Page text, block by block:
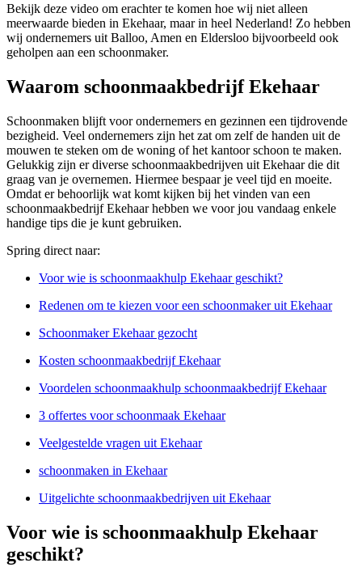
Bekijk deze video om erachter te komen hoe wij niet alleen
meerwaarde bieden in Ekehaar, maar in heel Nederland! Zo hebben
wij ondernemers uit Balloo, Amen en Eldersloo bijvoorbeeld ook
geholpen aan een schoonmaker.
Waarom schoonmaakbedrijf Ekehaar
Schoonmaken blijft voor ondernemers en gezinnen een tijdrovende
bezigheid. Veel ondernemers zijn het zat om zelf de handen uit de
mouwen te steken om de woning of het kantoor schoon te maken.
Gelukkig zijn er diverse schoonmaakbedrijven uit Ekehaar die dit
graag van je overnemen. Hiermee bespaar je veel tijd en moeite.
Omdat er behoorlijk wat komt kijken bij het vinden van een
schoonmaakbedrijf Ekehaar hebben we voor jou vandaag enkele
handige tips die je kunt gebruiken.
Spring direct naar:
Voor wie is schoonmaakhulp Ekehaar geschikt?
Redenen om te kiezen voor een schoonmaker uit Ekehaar
Schoonmaker Ekehaar gezocht
Kosten schoonmaakbedrijf Ekehaar
Voordelen schoonmaakhulp schoonmaakbedrijf Ekehaar
3 offertes voor schoonmaak Ekehaar
Veelgestelde vragen uit Ekehaar
schoonmaken in Ekehaar
Uitgelichte schoonmaakbedrijven uit Ekehaar
Voor wie is schoonmaakhulp Ekehaar
geschikt?